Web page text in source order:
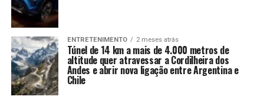
ENTRETENIMENTO 2 meses atrás
Túnel de 14 km a mais de 4.000 metros de
altitude quer atravessar a Cordilheira dos
Andes e abrir nova ligação entre Argentina e
Chile